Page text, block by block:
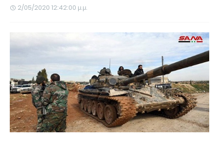
2/05/2020 12:42:00 μ.μ.